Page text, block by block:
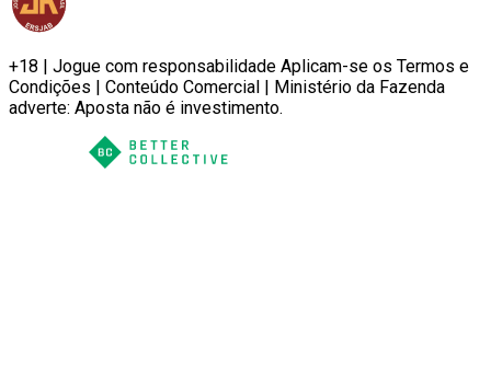
+18 | Jogue com responsabilidade Aplicam-se os Termos e
Condições | Conteúdo Comercial | Ministério da Fazenda
adverte: Aposta não é investimento.